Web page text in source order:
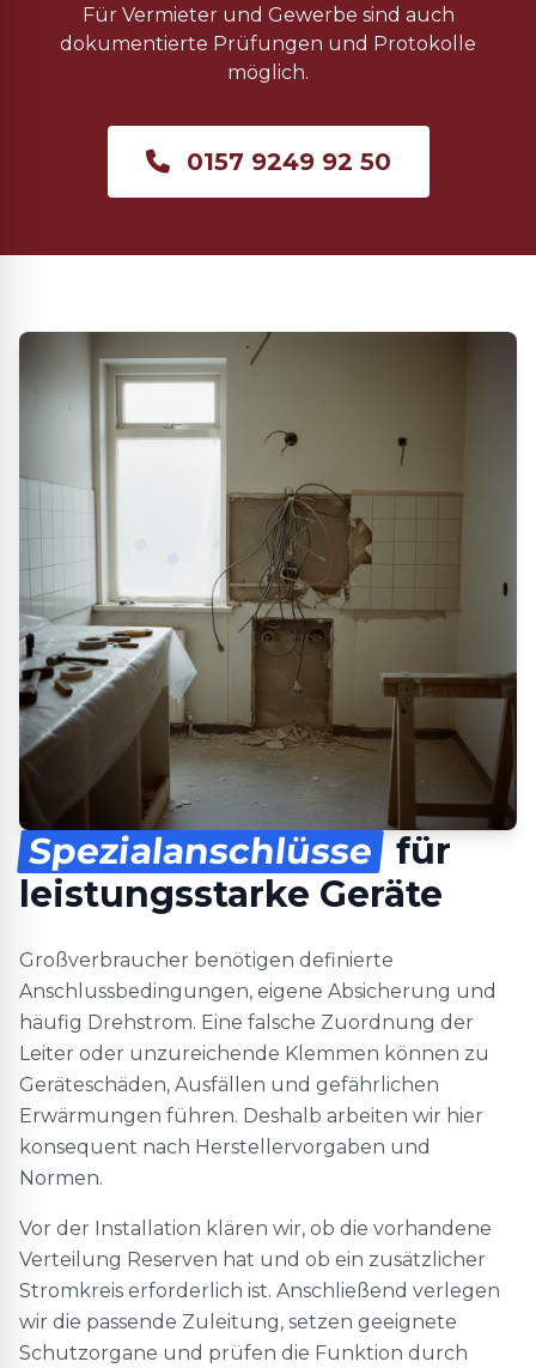
Für Vermieter und Gewerbe sind auch
dokumentierte Prüfungen und Protokolle
möglich.
0157 9249 92 50
Spezialanschlüsse für
leistungsstarke Geräte
Großverbraucher benötigen definierte
Anschlussbedingungen, eigene Absicherung und
häufig Drehstrom. Eine falsche Zuordnung der
Leiter oder unzureichende Klemmen können zu
Geräteschäden, Ausfällen und gefährlichen
Erwärmungen führen. Deshalb arbeiten wir hier
konsequent nach Herstellervorgaben und
Normen.
Vor der Installation klären wir, ob die vorhandene
Verteilung Reserven hat und ob ein zusätzlicher
Stromkreis erforderlich ist. Anschließend verlegen
wir die passende Zuleitung, setzen geeignete
Schutzorgane und prüfen die Funktion durch